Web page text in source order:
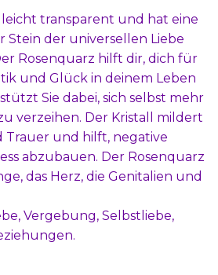
leicht transparent und hat eine
Stein der universellen Liebe
Rosenquarz hilft dir, dich für
und Glück in deinem Leben
Sie dabei, sich selbst mehr
verzeihen. Der Kristall mildert
Trauer und hilft, negative
abzubauen. Der Rosenquarz
das Herz, die Genitalien und
Vergebung, Selbstliebe,